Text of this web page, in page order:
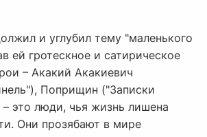
и углубил тему "маленького
ей гротескное и сатирическое
– Акакий Акакиевич
Поприщин ("Записки
это люди, чья жизнь лишена
Они прозябают в мире